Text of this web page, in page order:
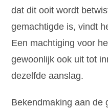
dat dit ooit wordt
gemachtigde is, vindt
Een machtiging voor
gewoonlijk ook uit tot
dezelfde aanslag.
Bekendmaking aan de